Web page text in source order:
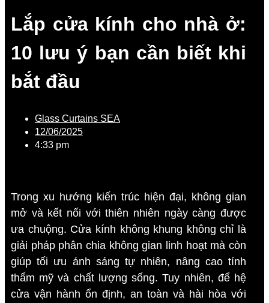
Lắp cửa kính cho nhà ở:
10 lưu ý bạn cần biết khi
bắt đầu
Glass Curtains SEA
12/06/2025
4:33 pm
Trong xu hướng kiến trúc hiện đại, không gian
mở và kết nối với thiên nhiên ngày càng được
ưa chuộng. Cửa kính không khung không chỉ là
giải pháp phân chia không gian linh hoạt mà còn
giúp tối ưu ánh sáng tự nhiên, nâng cao tính
thẩm mỹ và chất lượng sống. Tuy nhiên, để hệ
cửa vận hành ổn định, an toàn và hài hòa với